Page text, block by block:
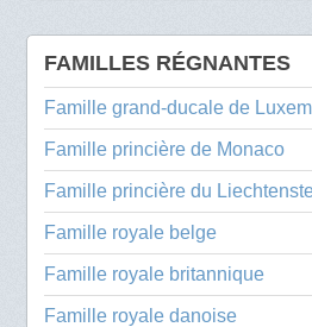
FAMILLES RÉGNANTES
Famille grand-ducale de
Famille princière de Monaco
Famille princière du
Famille royale belge
Famille royale britannique
Famille royale danoise